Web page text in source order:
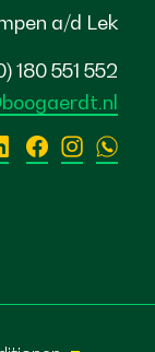
a/d Lek
180 551 552